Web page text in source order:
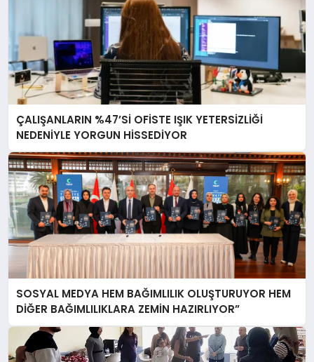
ÇALIŞANLARIN %47’Sİ OFİSTE IŞIK YETERSİZLİĞİ
NEDENİYLE YORGUN HİSSEDİYOR
SOSYAL MEDYA HEM BAĞIMLILIK OLUŞTURUYOR HEM
DİĞER BAĞIMLILIKLARA ZEMİN HAZIRLIYOR”